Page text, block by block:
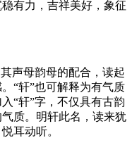
有力，吉祥美好，象征
声母韵母的配合，读起
“轩”也可解释为有气质
“轩”字，不仅具有古韵
质。明轩此名，读来犹
耳动听。